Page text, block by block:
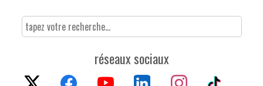
réseaux sociaux